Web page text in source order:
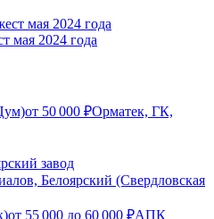
мая 2024 года
от 50 000 ₽Орматек, ГК,
завод
Белоярский (Свердловская
от 55 000 до 60 000 ₽АПК